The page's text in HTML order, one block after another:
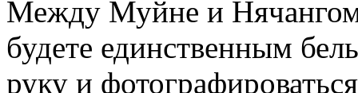
Между Муйне и
будете единственным
руку и